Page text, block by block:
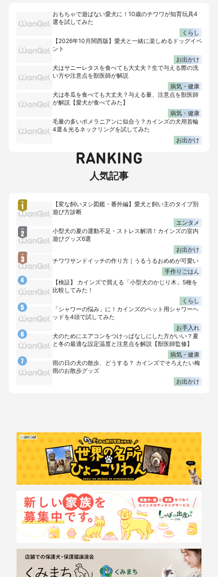
おもちゃで遊ばない愛犬に！10歳のチワワが知育玩具4
選を試してみた
くらし
【2026年10月関西版】愛犬と一緒に楽しめるドッグイベ
ント
お出かけ
犬はサニーレタスを食べても大丈夫？生で与える際の洗
い方や注意点を獣医師が解説
病気・健康
犬は冬瓜を食べても大丈夫？与える量、注意点を獣医師
が解説【愛犬が食べてみた】
病気・健康
毛量の多いポメラニアンに似合う？カインズの犬用首輪
4選＆光るネックリングを試してみた
お出かけ
RANKING
人気記事
【変な飼いヌシ図鑑・番外編】愛犬と飼い主のタイプ別
遊び方診断
エンタメ
小型犬の夏の運動不足・ストレス解消！カインズの室内
遊びグッズ6選
お出かけ
チワワサンドイッチの作り方｜うるうるおめめが可愛い
手作りごはん
【検証】 カインズで買える「小型犬のかじり木」5種を
比較してみた！
くらし
「シャワーの悩み」に！カインズのペット用シャワーヘ
ッドを4頭で試してみた
お手入れ
犬のためにエアコンをつけっぱなしにした方がいい？夏
と冬の最適な設定温度と注意点を解説【獣医師監修】
病気・健康
雨の日の犬の散歩、どうする？ カインズでそろえたい梅
雨のお散歩グッズ
お出かけ